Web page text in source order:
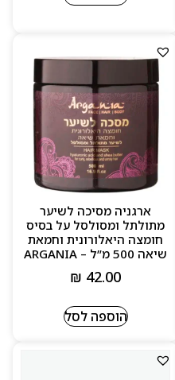
ארגניה מסיכה לשיער
מתולתל ומסולסל על בסיס
חומצה היאלורונית וחמאת
שיאה 500 מ”ל – ARGANIA
₪ 42.00
הוספה לסל